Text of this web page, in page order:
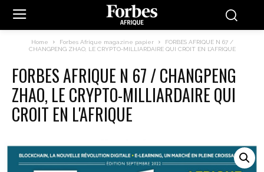
Home Forbes Afrique magazine papier
FORBES AFRIQUE N 67 /
CHANGPENG ZHAO, LE CRYPTO-MILLIARDAIRE QUI CROIT EN L’AFRIQUE
FORBES AFRIQUE N 67 / CHANGPENG
ZHAO, LE CRYPTO-MILLIARDAIRE QUI
CROIT EN L'AFRIQUE